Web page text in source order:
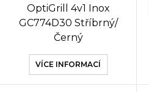
OptiGrill 4v1 Inox
GC774D30 Stříbrný/
Černý
VÍCE INFORMACÍ